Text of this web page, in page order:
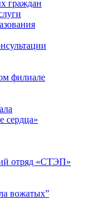
граждан
филиале
сердца»
отряд «СТЭП»
вожатых”